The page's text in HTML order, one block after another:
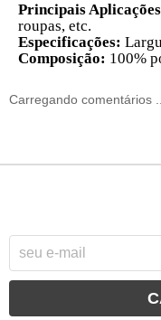
Principais
roupas, etc.
Especificações:
Composição: 100%
Carregando comentários